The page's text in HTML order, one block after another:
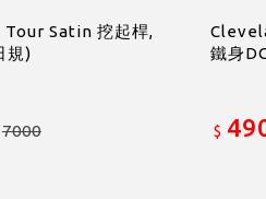
Satin 挖起桿,
規)
7000
鐵身
$